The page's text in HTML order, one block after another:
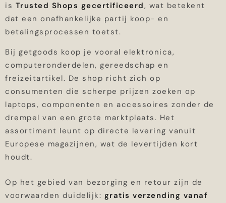
is Trusted Shops gecertificeerd, wat betekent
dat een onafhankelijke partij koop- en
betalingsprocessen toetst.
Bij getgoods koop je vooral elektronica,
computeronderdelen, gereedschap en
freizeitartikel. De shop richt zich op
consumenten die scherpe prijzen zoeken op
laptops, componenten en accessoires zonder de
drempel van een grote marktplaats. Het
assortiment leunt op directe levering vanuit
Europese magazijnen, wat de levertijden kort
houdt.
Op het gebied van bezorging en retour zijn de
voorwaarden duidelijk: gratis verzending vanaf